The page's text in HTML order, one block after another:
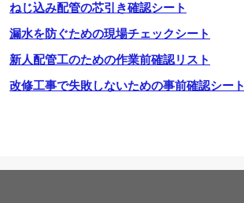
ねじ込み配管の芯引き確認シート
漏水を防ぐための現場チェックシート
新人配管工のための作業前確認リスト
改修工事で失敗しないための事前確認シート